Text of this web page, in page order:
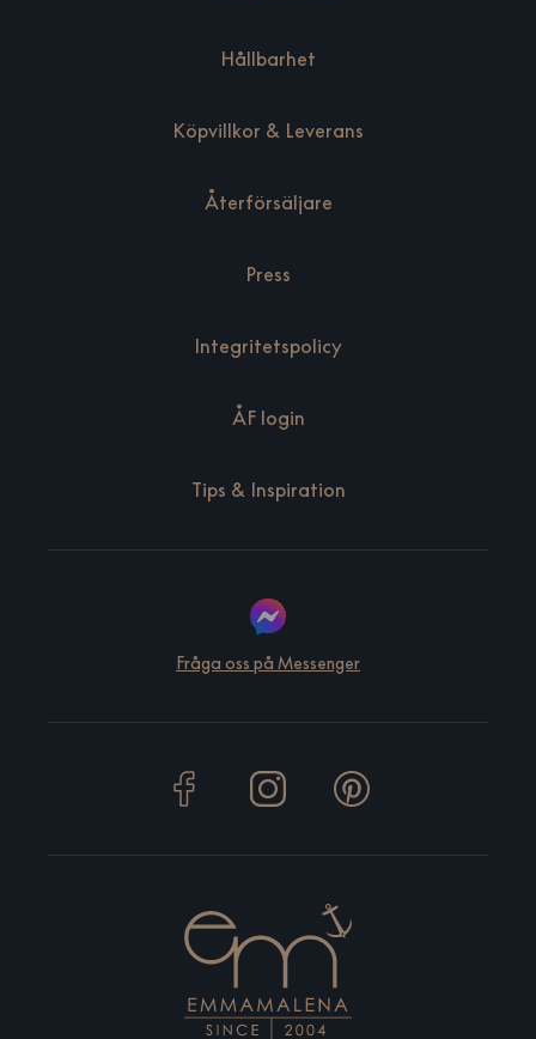
Hållbarhet
Köpvillkor & Leverans
Återförsäljare
Press
Integritetspolicy
ÅF login
Tips & Inspiration
Fråga oss på Messenger